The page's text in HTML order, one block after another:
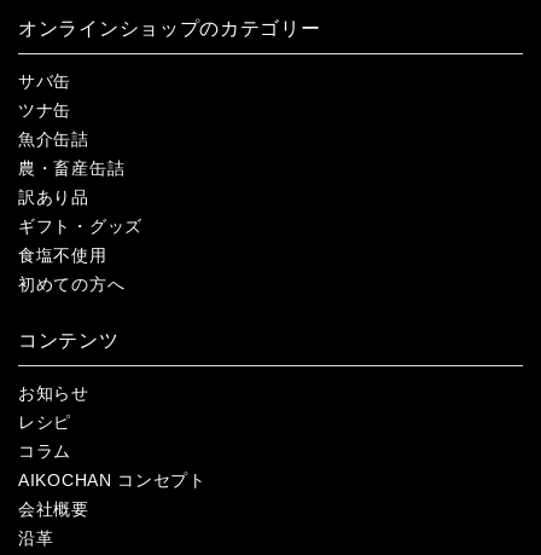
オンラインショップのカテゴリー
サバ缶
ツナ缶
魚介缶詰
農・畜産缶詰
訳あり品
ギフト・グッズ
食塩不使用
初めての方へ
コンテンツ
お知らせ
レシピ
コラム
AIKOCHAN コンセプト
会社概要
沿革